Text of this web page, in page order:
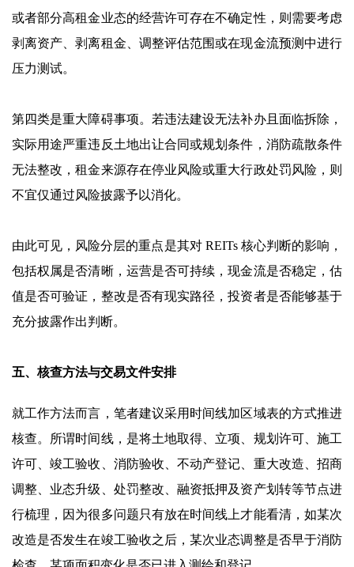
或者部分高租金业态的经营许可存在不确定性，则需要考虑
剥离资产、剥离租金、调整评估范围或在现金流预测中进行
压力测试。
第四类是重大障碍事项。若违法建设无法补办且面临拆除，
实际用途严重违反土地出让合同或规划条件，消防疏散条件
无法整改，租金来源存在停业风险或重大行政处罚风险，则
不宜仅通过风险披露予以消化。
由此可见，风险分层的重点是其对 REITs 核心判断的影响，
包括权属是否清晰，运营是否可持续，现金流是否稳定，估
值是否可验证，整改是否有现实路径，投资者是否能够基于
充分披露作出判断。
五、核查方法与交易文件安排
就工作方法而言，笔者建议采用时间线加区域表的方式推进
核查。所谓时间线，是将土地取得、立项、规划许可、施工
许可、竣工验收、消防验收、不动产登记、重大改造、招商
调整、业态升级、处罚整改、融资抵押及资产划转等节点进
行梳理，因为很多问题只有放在时间线上才能看清，如某次
改造是否发生在竣工验收之后，某次业态调整是否早于消防